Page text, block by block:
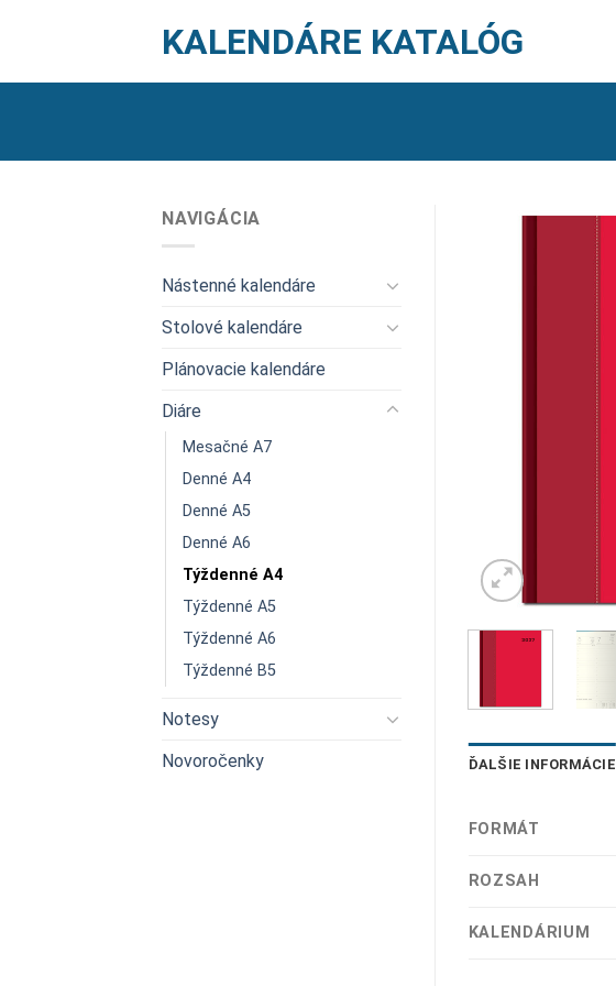
KALENDÁRE KATALÓG
NAVIGÁCIA
Nástenné kalendáre
Stolové kalendáre
Plánovacie kalendáre
Diáre
Mesačné A7
Denné A4
Denné A5
Denné A6
Týždenné A4
Týždenné A5
Týždenné A6
Týždenné B5
Notesy
Novoročenky
ĎALŠIE INFORMÁCIE
FORMÁT
ROZSAH
KALENDÁRIUM